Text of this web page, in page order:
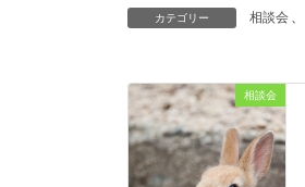
カテゴリー 相談会 、
相談会